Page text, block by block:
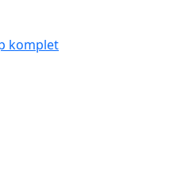
komplet